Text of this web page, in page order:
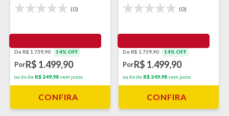
(0)
De R$ 1.739,90 14% OFF
PorR$ 1.499,90
ou 6x de R$ 249,98 sem juros
CONFIRA
(0)
De R$ 1.739,90 14% OFF
PorR$ 1.499,90
ou 6x de R$ 249,98 sem juros
CONFIRA